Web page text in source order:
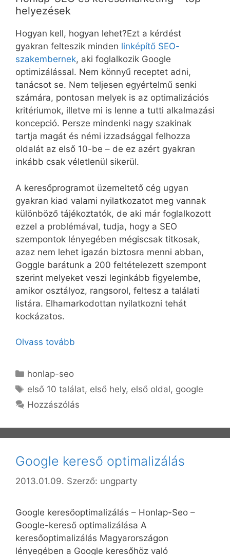
helyezések
Hogyan kell, hogyan lehet?Ezt a kérdést
gyakran felteszik minden linképítő SEO-
szakembernek, aki foglalkozik Google
optimizálással. Nem könnyű receptet adni,
tanácsot se. Nem teljesen egyértelmű senki
számára, pontosan melyek is az optimalizációs
kritériumok, illetve mi is lenne a tutti alkalmazási
koncepció. Persze mindenki nagy szakinak
tartja magát és némi izzadsággal felhozza
oldalát az első 10-be – de ez azért gyakran
inkább csak véletlenül sikerül.
A keresőprogramot üzemeltető cég ugyan
gyakran kiad valami nyilatkozatot meg vannak
különböző tájékoztatók, de aki már foglalkozott
ezzel a problémával, tudja, hogy a SEO
szempontok lényegében mégiscsak titkosak,
azaz nem lehet igazán biztosra menni abban,
Goggle barátunk a 200 feltételezett szempont
szerint melyeket veszi leginkább figyelembe,
amikor osztályoz, rangsorol, feltesz a találati
listára. Elhamarkodottan nyilatkozni tehát
kockázatos.
Olvass tovább
Kategória
honlap-seo
Címkék
első 10 találat, első hely, első oldal, google
Hozzászólás
Google kereső optimalizálás
2013.01.09. Szerző: ungparty
Google keresőoptimalizálás – Honlap-Seo –
Google-kereső optimalizálása A
keresőoptimalizálás Magyarországon
lényegében a Google keresőhöz való